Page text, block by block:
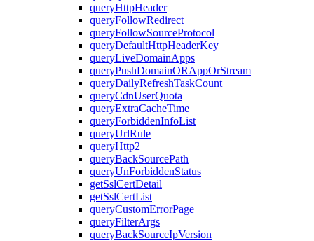
queryHttpHeader
queryFollowRedirect
queryFollowSourceProtocol
queryDefaultHttpHeaderKey
queryLiveDomainApps
queryPushDomainORAppOrStream
queryDailyRefreshTaskCount
queryCdnUserQuota
queryExtraCacheTime
queryForbiddenInfoList
queryUrlRule
queryHttp2
queryBackSourcePath
queryUnForbiddenStatus
getSslCertDetail
getSslCertList
queryCustomErrorPage
queryFilterArgs
queryBackSourceIpVersion